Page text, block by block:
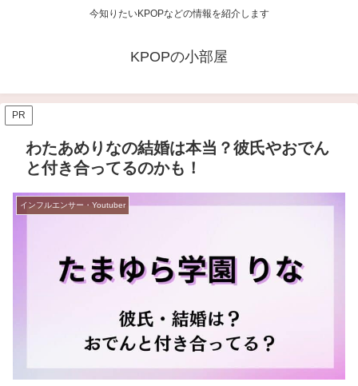
今知りたいKPOPなどの情報を紹介します
KPOPの小部屋
PR
わたあめりなの結婚は本当？彼氏やおでん
と付き合ってるのかも！
インフルエンサー・Youtuber